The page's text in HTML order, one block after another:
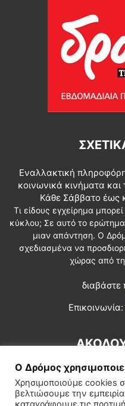
Εναλλακτική
κοινωνικά κινήματα και
Κάθε Σάββατο έως
Τι είδους εγχείρημα
κύκλου; Σε αυτό το
μιαν απάντηση. Ο
σχεδιασμένα να
χώρας από
διαβάστε
Επικοινωνία:
Ο Δρόμος
Χρησιμοποιούμε cookies
βελτιώσουμε την